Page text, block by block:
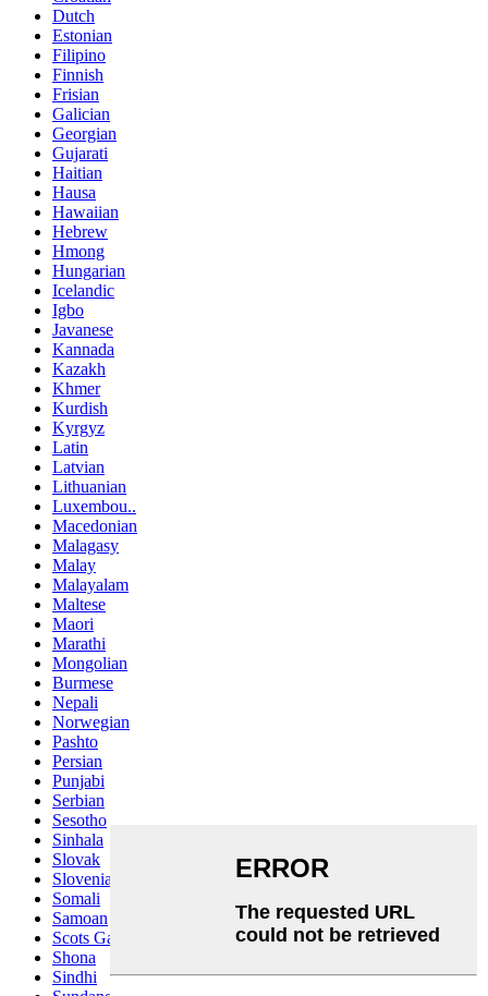
Dutch
Estonian
Filipino
Finnish
Frisian
Galician
Georgian
Gujarati
Haitian
Hausa
Hawaiian
Hebrew
Hmong
Hungarian
Icelandic
Igbo
Javanese
Kannada
Kazakh
Khmer
Kurdish
Kyrgyz
Latin
Latvian
Lithuanian
Luxembou..
Macedonian
Malagasy
Malay
Malayalam
Maltese
Maori
Marathi
Mongolian
Burmese
Nepali
Norwegian
Pashto
Persian
Punjabi
Serbian
Sesotho
Sinhala
Slovak
Slovenian
Somali
Samoan
Scots Gaelic
Shona
Sindhi